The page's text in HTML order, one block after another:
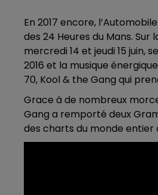
En 2017 encore,
des 24 Heures du Mans. Sur
mercredi 14 et jeudi 15 juin,
2016 et la musique
70, Kool & the Gang qui
Grace à de nombreux
Gang a remporté deux
des charts du monde entier